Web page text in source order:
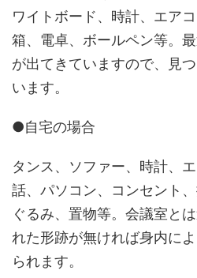
ワイトボード、時計、エア
箱、電卓、ボールペン等。
が出てきていますので、見
います。
●自宅の場合
タンス、ソファー、時計、
話、パソコン、コンセント
ぐるみ、置物等。会議室と
れた形跡が無ければ身内に
られます。